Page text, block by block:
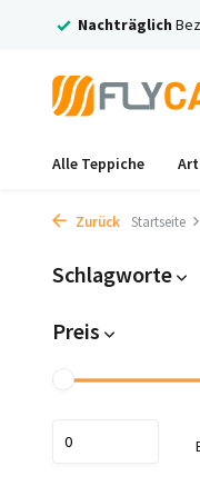
Nachträglich
Alle Teppiche Art
Zurück Startseite
Schlagworte
Preis